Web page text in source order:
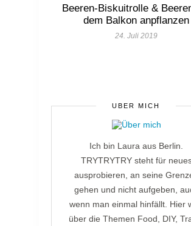
Beeren-Biskuitrolle &
dem Balkon anpflanzen
24. Juli 2019
ÜBER MICH
Ich bin Laura aus Berlin.
TRYTRYTRY steht für
ausprobieren, an seine
gehen und nicht aufgeben,
wenn man einmal hinfällt. Hier
über die Themen Food, DIY,